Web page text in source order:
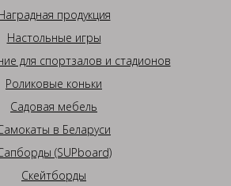
продукция
Настольные игры
для спортзалов и стадионов
Роликовые коньки
Садовая мебель
в Беларуси
(SUPboard)
Скейтборды